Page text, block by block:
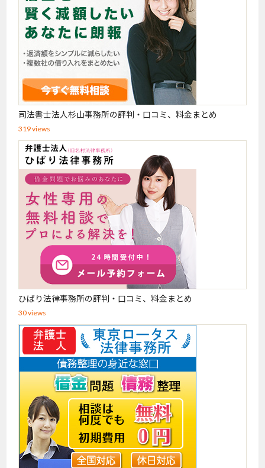
司法書士法人杉山事務所の評判・口コミ、料金まとめ
319 views
ひばり法律事務所の評判・口コミ、料金まとめ
30 views